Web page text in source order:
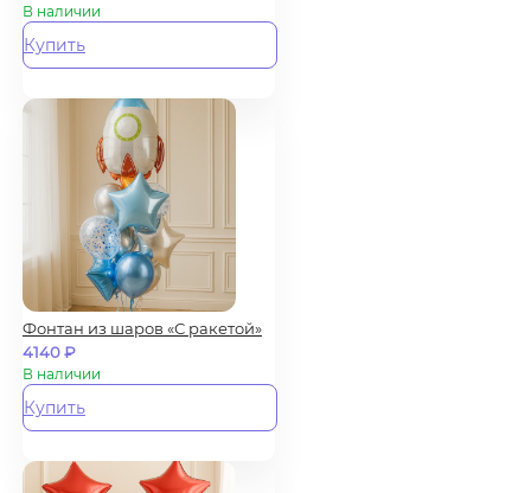
В наличии
Купить
Фонтан из шаров «С ракетой»
4140₽
В наличии
Купить